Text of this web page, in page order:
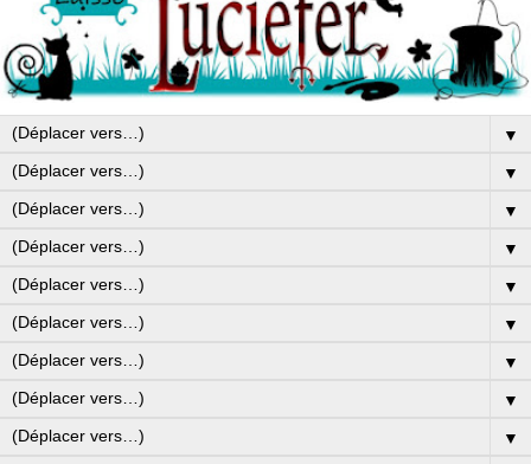
▼
▼
▼
▼
▼
▼
▼
▼
▼